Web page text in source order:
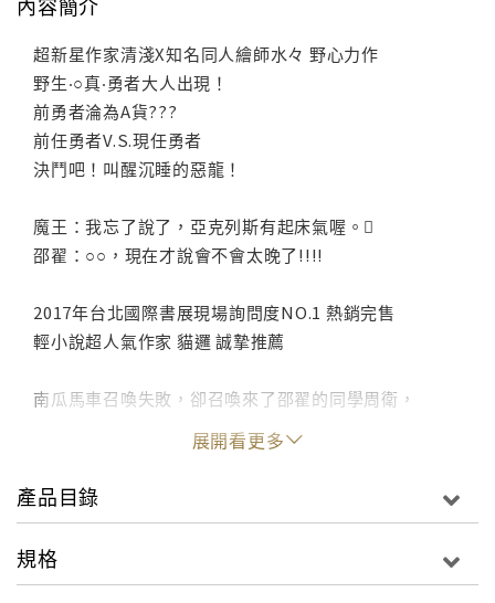
超新星作家清淺X知名同人繪師水々 野心力作
野生‧○真‧勇者大人出現！
前勇者淪為A貨???
前任勇者V.S.現任勇者
決鬥吧！叫醒沉睡的惡龍！
魔王：我忘了說了，亞克列斯有起床氣喔。
邵翟：○○，現在才說會不會太晚了!!!!
2017年台北國際書展現場詢問度NO.1 熱銷完售
輕小說超人氣作家 貓邏 誠摯推薦
南瓜馬車召喚失敗，卻召喚來了邵翟的同學周衛，
周衛自稱是「正職」的勇者，而邵翟則是他的「替代
（有什麼差別嗎？難不成正職的有加薪？）
為了辨別真假勇者，魔王大人開啟了新的比賽路線──
但，比賽才剛開始，邵翟就陷入了魔王大人的噩夢遊戲
展開看更多
產品目錄
規格